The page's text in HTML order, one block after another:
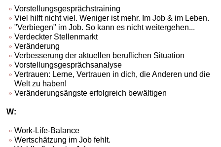
Vorstellungsgesprächstraining
Viel hilft nicht viel. Weniger ist mehr. Im Job & im Leben.
"Verbiegen" im Job. So kann es nicht weitergehen...
Verdeckter Stellenmarkt
Veränderung
Verbesserung der aktuellen beruflichen Situation
Vorstellungsgesprächsanalyse
Vertrauen: Lerne, Vertrauen in dich, die Anderen und die
Welt zu haben!
Veränderungsängste erfolgreich bewältigen
W:
Work-Life-Balance
Wertschätzung im Job fehlt.